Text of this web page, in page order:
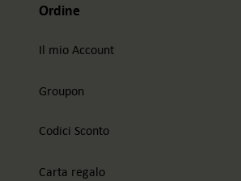
Ordine
Il mio Account
Groupon
Codici Sconto
Carta regalo